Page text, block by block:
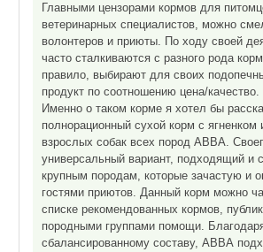
Главными цензорами кормов для
ветеринарных специалистов, можно
волонтеров и приюты. По ходу своей
часто сталкиваются с разного рода
правило, выбирают для своих
продукт по соотношению цена/качество.
Именно о таком корме я хотел бы
полнорационный сухой корм с
взрослых собак всех пород АВВА.
универсальный вариант, подходящий и
крупным породам, которые зачастую и
гостями приютов. Данный корм можно
списке рекомендованных кормов,
породными группами помощи.
сбалансированному составу, АВВА